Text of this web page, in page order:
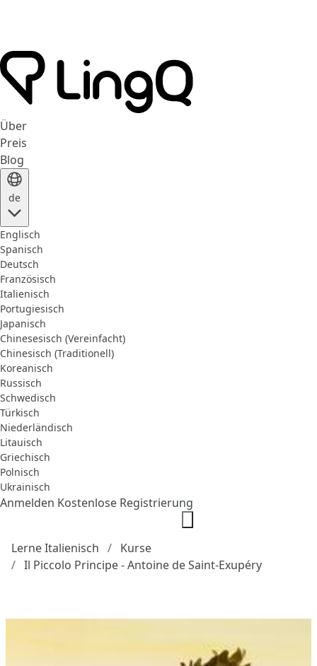
Über
Preis
Blog
de
Englisch
Spanisch
Deutsch
Französisch
Italienisch
Portugiesisch
Japanisch
Chinesesisch (Vereinfacht)
Chinesisch (Traditionell)
Koreanisch
Russisch
Schwedisch
Türkisch
Niederländisch
Litauisch
Griechisch
Polnisch
Ukrainisch
Anmelden Kostenlose Registrierung
Lerne Italienisch
Kurse
Il Piccolo Principe - Antoine de Saint-Exupéry